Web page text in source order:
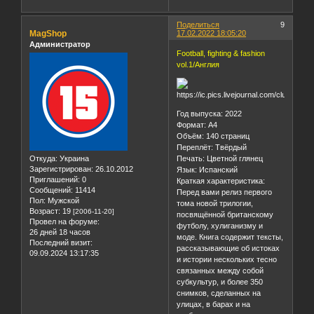
СТЕПЕНИ
КРИСТАЛЛИЗАЦИИ.
Поделиться
17.02.2022 18:05:20
MagShop
Администратор
Откуда:Украина
Зарегистрирован
Приглашений:0
Сообщений:11414
Пол:Мужской
Возраст:19[2006-11-20]
Провел на форуме:
Football, fighting & fashion
vol.1/Англия
Год выпуска: 2022
Формат: А4
Объём: 140 страниц
Переплёт: Твёрдый
Печать: Цветной глянец
Язык: Испанский
Краткая характеристика:
Перед вами релиз первого
тома новой трилогии,
посвящённой британскому
футболу, хулиганизму и
моде. Книга содержит тексты,
рассказывающие об истоках
и истории нескольких тесно
связанных между собой